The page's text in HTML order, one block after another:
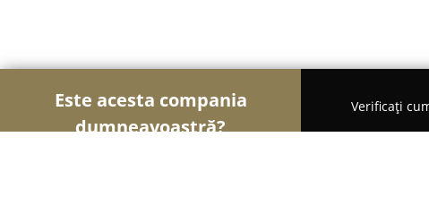
Este acesta compania
dumneavoastră?
Verificați